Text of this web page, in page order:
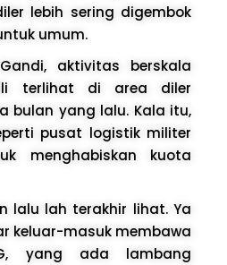
lebih sering digembok
umum.
aktivitas berskala
terlihat di area diler
bulan yang lalu. Kala itu,
pusat logistik militer
menghabiskan kuota
lalu lah terakhir lihat. Ya
keluar-masuk membawa
yang ada lambang